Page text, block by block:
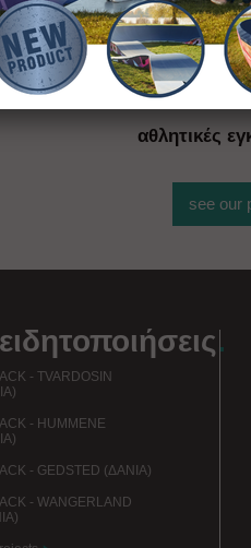
περισσότερ
αθλητικές
see our
.
- TVARDOSIN
- HUMMENE
- GEDSTED (ΔΑΝΊΑ)
- WANGERLAND